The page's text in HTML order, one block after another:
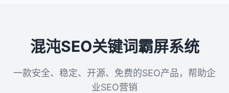
混沌SEO关键词霸屏系统
一款安全、稳定、开源、免费的SEO产品，帮助企
业SEO营销